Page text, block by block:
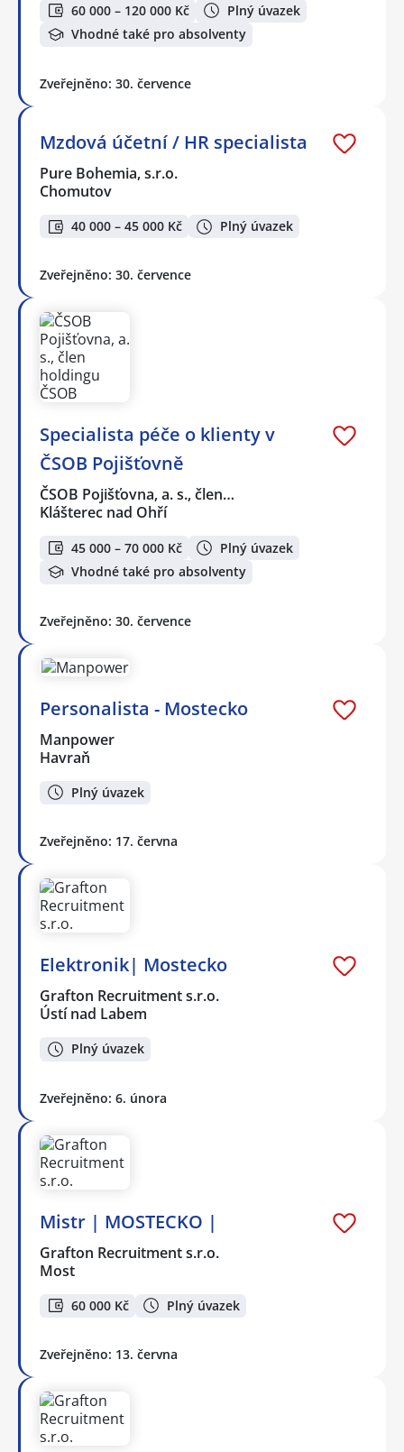
60 000 – 120 000 Kč
Plný úvazek
Vhodné také pro absolventy
Zveřejněno: 30. července
Mzdová účetní / HR specialista
Pure Bohemia, s.r.o.
Chomutov
40 000 – 45 000 Kč Plný úvazek
Zveřejněno: 30. července
Specialista péče o klienty v
ČSOB Pojišťovně
ČSOB Pojišťovna, a. s., člen…
Klášterec nad Ohří
45 000 – 70 000 Kč
Plný úvazek
Vhodné také pro absolventy
Zveřejněno: 30. července
Personalista - Mostecko
Manpower
Havraň
Plný úvazek
Zveřejněno: 17. června
Elektronik| Mostecko
Grafton Recruitment s.r.o.
Ústí nad Labem
Plný úvazek
Zveřejněno: 6. února
Mistr | MOSTECKO |
Grafton Recruitment s.r.o.
Most
60 000 Kč Plný úvazek
Zveřejněno: 13. června